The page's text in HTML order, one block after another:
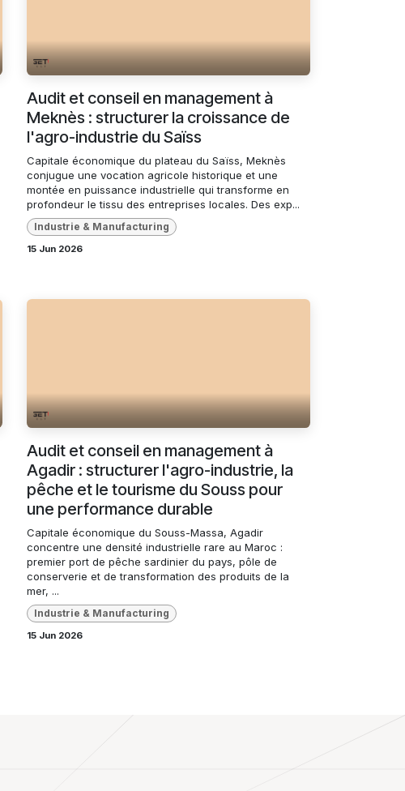
Audit et conseil en management à
Meknès : structurer la croissance de
l'agro-industrie du Saïss
Capitale économique du plateau du Saïss, Meknès
conjugue une vocation agricole historique et une
montée en puissance industrielle qui transforme en
profondeur le tissu des entreprises locales. Des exp...
Industrie & Manufacturing
15 Jun 2026
Audit et conseil en management à
Agadir : structurer l'agro-industrie, la
pêche et le tourisme du Souss pour
une performance durable
Capitale économique du Souss-Massa, Agadir
concentre une densité industrielle rare au Maroc :
premier port de pêche sardinier du pays, pôle de
conserverie et de transformation des produits de la
mer, ...
Industrie & Manufacturing
15 Jun 2026